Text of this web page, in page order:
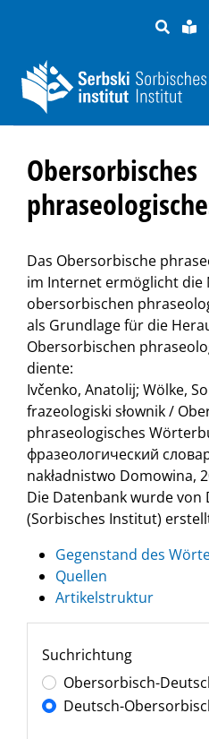
Obersorbisches
Das Obersorbische
im Internet ermöglicht die
obersorbischen
als Grundlage für die
Obersorbischen
diente:
Ivčenko, Anatolij; Wölke,
frazeologiski słownik /
phraseologisches
фразеологический
nakładnistwo Domowina,
Die Datenbank wurde von
(Sorbisches Institut)
Gegenstand des
Quellen
Artikelstruktur
Suchrichtung
Obersorbisch-
Deutsch-